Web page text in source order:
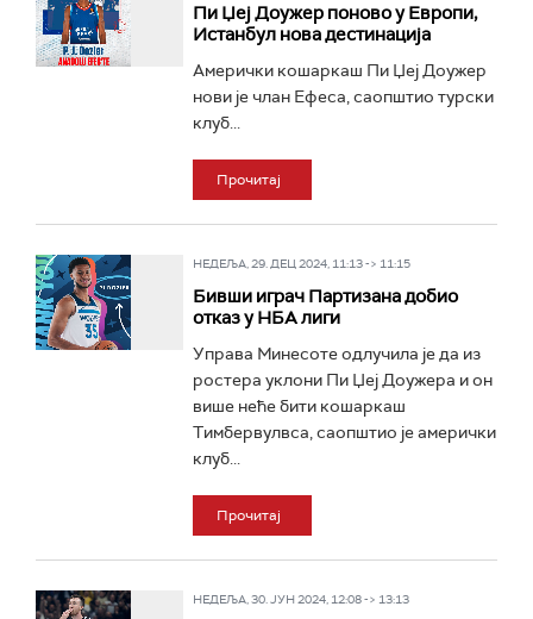
Пи Џеј Доужер поново у Европи,
Истанбул нова дестинација
Амерички кошаркаш Пи Џеј Доужер
нови је члан Ефеса, саопштио турски
клуб...
Прочитај
НЕДЕЉА, 29. ДЕЦ 2024, 11:13 -> 11:15
Бивши играч Партизана добио
отказ у НБА лиги
Управа Минесоте одлучила је да из
ростера уклони Пи Џеј Доужера и он
више неће бити кошаркаш
Тимбервулвса, саопштио је амерички
клуб...
Прочитај
НЕДЕЉА, 30. ЈУН 2024, 12:08 -> 13:13